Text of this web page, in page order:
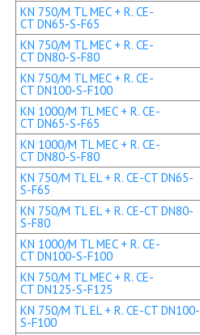
KN 750/M TL MEC + R. CE-
CT DN65-S-F65
KN 750/M TL MEC + R. CE-
CT DN80-S-F80
KN 750/M TL MEC + R. CE-
CT DN100-S-F100
KN 1000/M TL MEC + R. CE-
CT DN65-S-F65
KN 1000/M TL MEC + R. CE-
CT DN80-S-F80
KN 750/M TL EL + R. CE-CT DN65-
S-F65
KN 750/M TL EL + R. CE-CT DN80-
S-F80
KN 1000/M TL MEC + R. CE-
CT DN100-S-F100
KN 750/M TL MEC + R. CE-
CT DN125-S-F125
KN 750/M TL EL + R. CE-CT DN100-
S-F100